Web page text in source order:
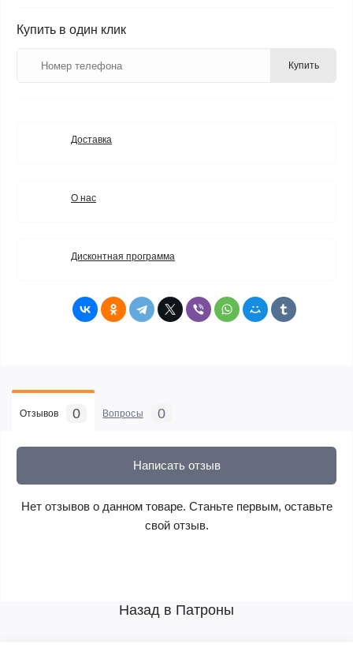
Купить в один клик
Купить
Доставка
О нас
Дисконтная программа
Отзывов 0 Вопросы 0
Написать отзыв
Нет отзывов о данном товаре. Станьте первым, оставьте
свой отзыв.
Назад в Патроны